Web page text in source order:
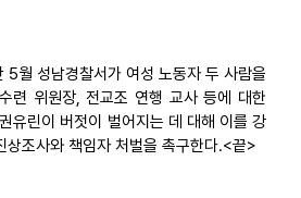
5월 성남경찰서가 여성 노동자 두 사람을
련 위원장, 전교조 연행 교사 등에 대한
유린이 버젓이 벌어지는 데 대해 이를 강
상조사와 책임자 처벌을 촉구한다.<끝>